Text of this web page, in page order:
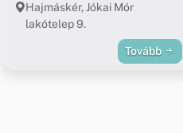
Hajmáskér, Jókai Mór
lakótelep 9.
Tovább